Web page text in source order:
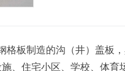
板制造的沟（井）盖板，
、住宅小区、学校、体